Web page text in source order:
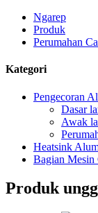
Ngarep
Produk
Perumahan
Kategori
Pengecoran
Dasar
Awak
Heatsink
Bagian Mesin
Produk